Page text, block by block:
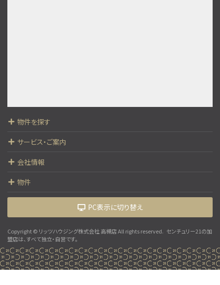
物件を探す
サービス・ご案内
会社情報
物件
PC表示に切り替え
Copyright © リッツハウジング株式会社 高槻店 All rights reserved. センチュリー21の加
盟店は、すべて独立・自営です。